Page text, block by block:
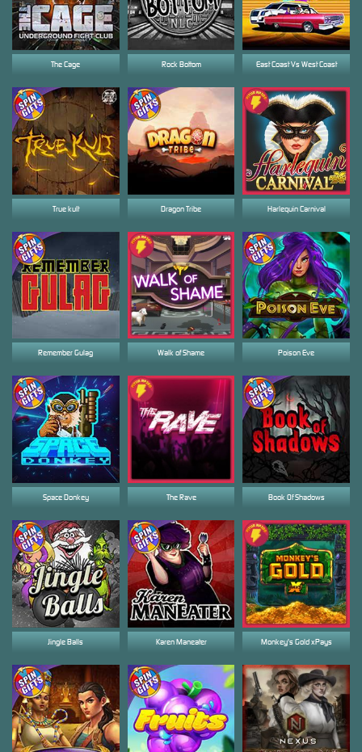
Book Of Shadows
Rock Bottom
The Cage
Space Donkey
Monkey's Gold xPays
Poison Eve
Dragon Tribe
East Coast Vs West Coast
Jingle Balls
Harlequin Carnival
Walk of Shame
Remember Gulag
Karen Maneater
True kult
The Rave